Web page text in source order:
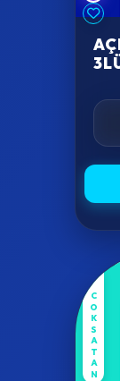
COKSATAN